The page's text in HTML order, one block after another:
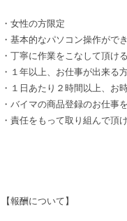
・女性の方限定
・基本的なパソコン操作がで
・丁寧に作業をこなして頂け
・１年以上、お仕事が出来る
・１日あたり２時間以上、お
・バイマの商品登録のお仕事
・責任をもって取り組んで頂
【報酬について】